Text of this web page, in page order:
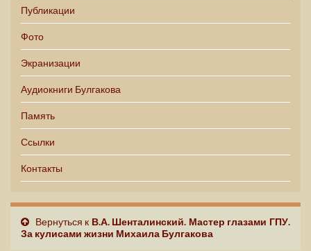
Публикации
Фото
Экранизации
Аудиокниги Булгакова
Память
Ссылки
Контакты
Вернуться к В.А. Шенталинский. Мастер глазами ГПУ.
За кулисами жизни Михаила Булгакова